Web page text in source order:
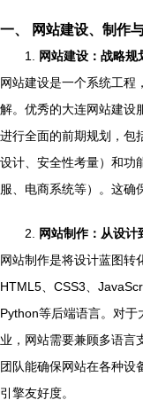
一、 网站建设、制作
1.
网站建设：战略规
网站建设是一个系统工程
解。优秀的大连网站建设
进行全面的前期规划，包
设计、安全性考量）和功
服、电商系统等）。这确
2.
网站制作：从设计
网站制作是将设计蓝图转
HTML5、CSS3、
Python等后端语言。对
业，网站需要兼顾多语言
团队能确保网站在各种设
引擎友好度。